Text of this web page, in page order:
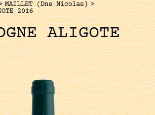
MAILLET (Dne Nicolas) >
2016
ALIGOTE